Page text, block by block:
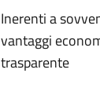
Inerenti a
vantaggi
trasparente